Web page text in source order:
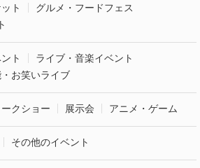
ト
グルメ・フードフェス
ト
ライブ・音楽イベント
お笑いライブ
クショー 展示会 アニメ・ゲーム
その他のイベント